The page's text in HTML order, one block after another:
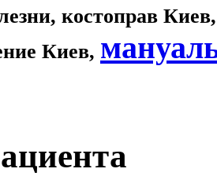
костоправ
Киев,